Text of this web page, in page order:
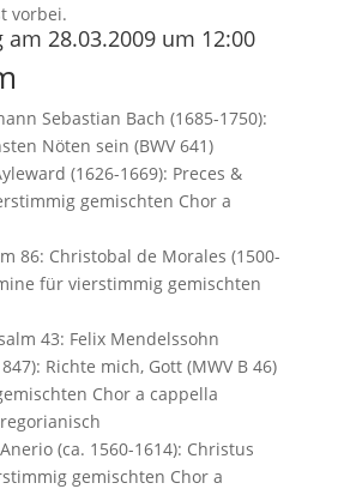
vorbei.
am 28.03.2009 um 12:00
Sebastian Bach (1685-1750):
Nöten sein (BWV 641)
(1626-1669): Preces &
gemischten Chor a
86: Christobal de Morales (1500-
für vierstimmig gemischten
43: Felix Mendelssohn
Richte mich, Gott (MWV B 46)
Chor a cappella
(ca. 1560-1614): Christus
gemischten Chor a